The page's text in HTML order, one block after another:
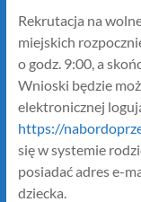
Rekrutacja na
miejskich
o godz. 9:00, a
Wnioski będzie
elektronicznej
https://
się w systemie
posiadać adres e-
dziecka.